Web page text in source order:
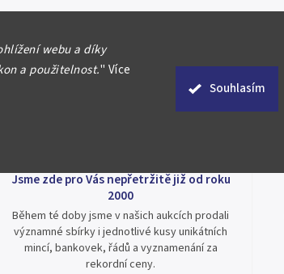
webu a díky
a použitelnost." Více
Souhlasím
Jsme zde pro Vás nepřetržitě již od roku
2000
Během té doby jsme v našich aukcích prodali
významné sbírky i jednotlivé kusy unikátních
mincí, bankovek, řádů a vyznamenání za
rekordní ceny.